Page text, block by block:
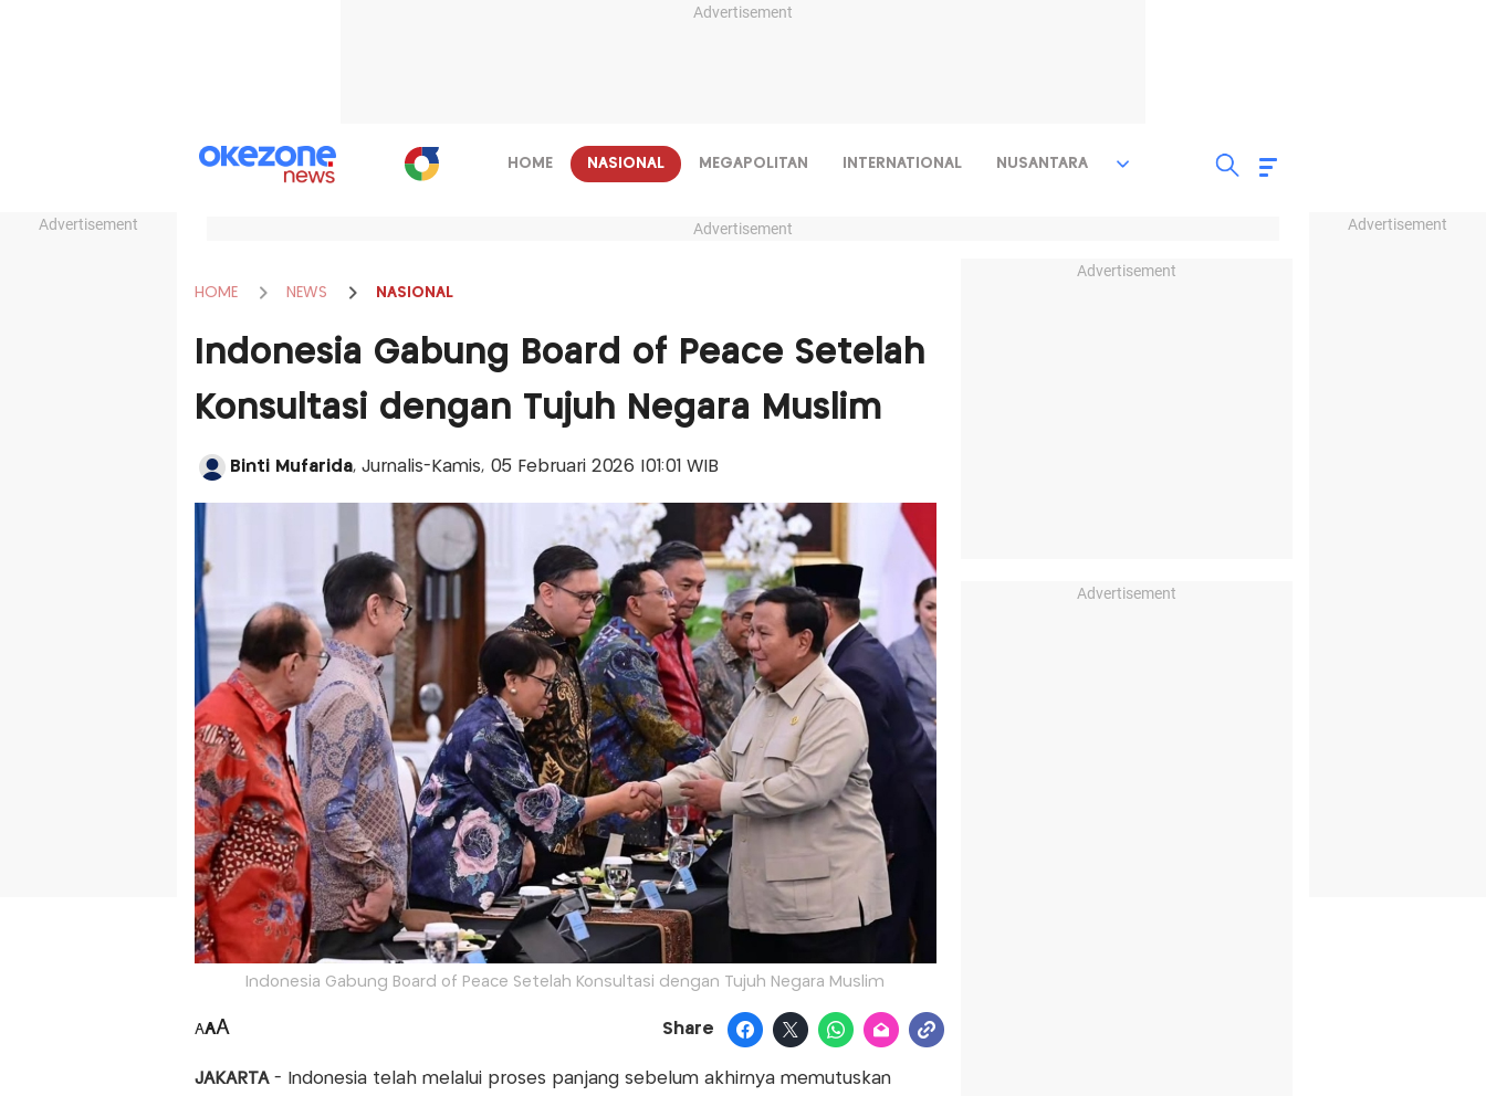
Advertisement
Advertisement Advertisement
HOME NASIONAL MEGAPOLITAN INTERNATIONAL NUSANTARA
Advertisement
HOME NEWS NASIONAL
Indonesia Gabung Board of Peace Setelah
Konsultasi dengan Tujuh Negara Muslim
Binti Mufarida, Jurnalis-Kamis, 05 Februari 2026 |01:01 WIB
Indonesia Gabung Board of Peace Setelah Konsultasi dengan Tujuh Negara Muslim
AAA Share
JAKARTA - Indonesia telah melalui proses panjang sebelum akhirnya memutuskan
Advertisement
Advertisement